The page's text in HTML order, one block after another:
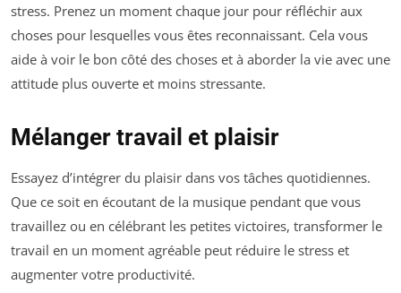
stress. Prenez un moment chaque jour pour réfléchir aux
choses pour lesquelles vous êtes reconnaissant. Cela vous
aide à voir le bon côté des choses et à aborder la vie avec une
attitude plus ouverte et moins stressante.
Mélanger travail et plaisir
Essayez d’intégrer du plaisir dans vos tâches quotidiennes.
Que ce soit en écoutant de la musique pendant que vous
travaillez ou en célébrant les petites victoires, transformer le
travail en un moment agréable peut réduire le stress et
augmenter votre productivité.